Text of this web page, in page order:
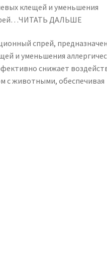
клещей и уменьшения
ДАЛЬШЕ
спрей,
и уменьшения
снижает
с животными, обеспечивая